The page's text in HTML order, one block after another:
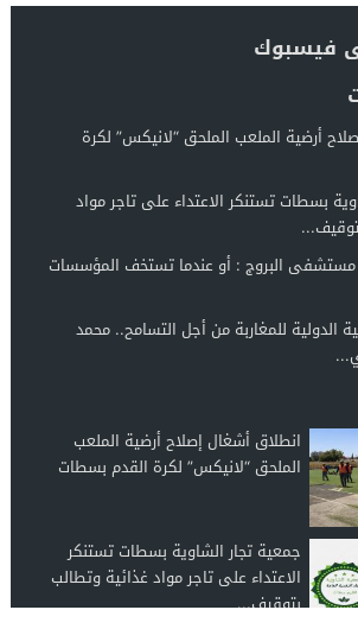
فيسبوك
أرضية الملعب الملحق “لانيكس” لكرة
بسطات تستنكر الاعتداء على تاجر مواد
البروج : أو عندما تستخف المؤسسات
الدولية للمغاربة من أجل التسامح.. محمد
انطلاق أشغال إصلاح أرضية الملعب
الملحق “لانيكس” لكرة القدم بسطات
جمعية تجار الشاوية بسطات تستنكر
الاعتداء على تاجر مواد غذائية وتطالب
بتوقيف...